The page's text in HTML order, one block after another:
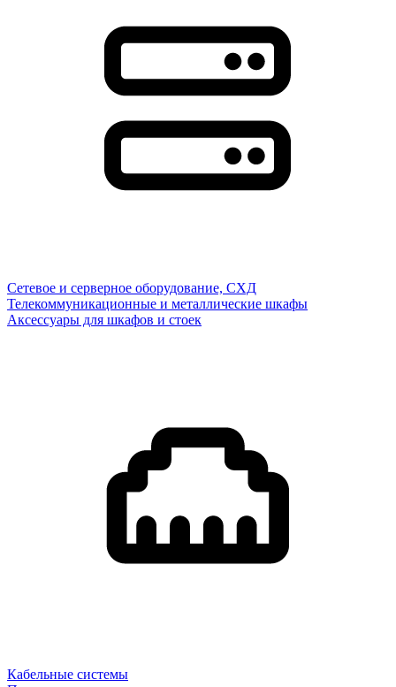
Сетевое и серверное оборудование, СХД
Телекоммуникационные и металлические шкафы
Аксессуары для шкафов и стоек
Кабельные системы